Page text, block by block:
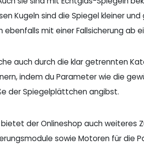
Kugeln sind die Spiegel kleiner
mit einer Fallsicherung ab
auch durch die klar getrennten
indem du Parameter wie die
der Spiegelplättchen angibst.
der Onlineshop auch weiteres
sowie Motoren für die